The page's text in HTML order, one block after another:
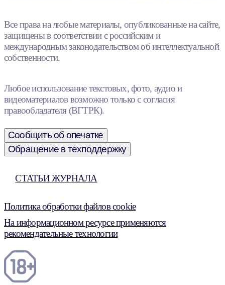
Все права на любые материалы, опубликованные на сайте,
защищены в соответствии с российским и
международным законодательством об интеллектуальной
собственности.
Любое использование текстовых, фото, аудио и
видеоматериалов возможно только с согласия
правообладателя (ВГТРК).
Сообщить об опечатке
Обращение в техподдержку
СТАТЬИ ЖУРНАЛА
Политика обработки файлов cookie
На информационном ресурсе применяются
рекомендательные технологии